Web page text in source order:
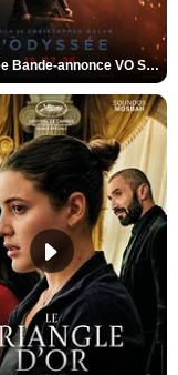
L'Odyssée Bande-annonce VO STFR